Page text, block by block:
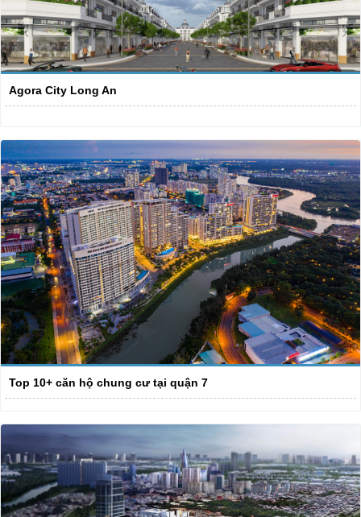
Agora City Long An
Top 10+ căn hộ chung cư tại quận 7